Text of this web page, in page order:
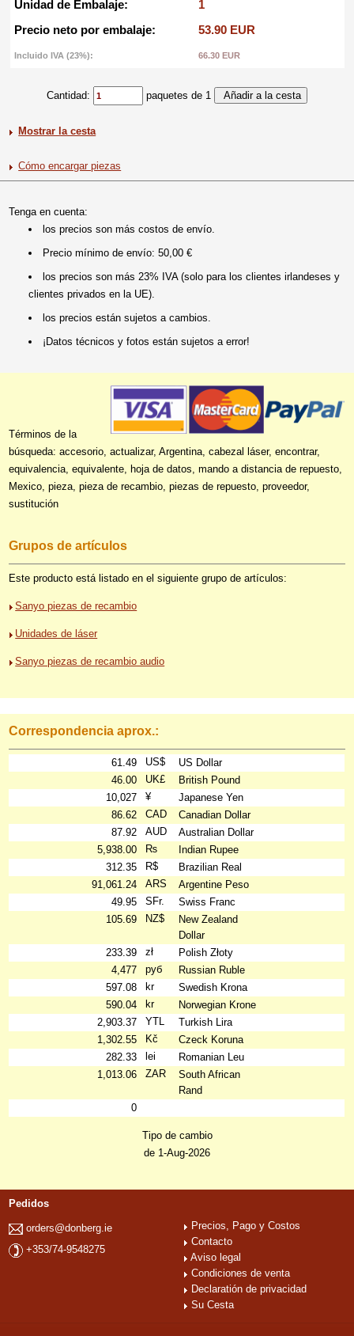
Unidad de Embalaje:
1
Precio neto por embalaje:
53.90 EUR
Incluido IVA (23%): 66.30 EUR
Cantidad: paquetes de 1
Mostrar la cesta
Cómo encargar piezas
Tenga en cuenta:
los precios son más costos de envío.
Precio mínimo de envío: 50,00 €
los precios son más 23% IVA (solo para los clientes irlandeses y
clientes privados en la UE).
los precios están sujetos a cambios.
¡Datos técnicos y fotos están sujetos a error!
Términos de la
búsqueda: accesorio, actualizar, Argentina, cabezal láser, encontrar,
equivalencia, equivalente, hoja de datos, mando a distancia de repuesto,
Mexico, pieza, pieza de recambio, piezas de repuesto, proveedor,
sustitución
Grupos de artículos
Este producto está listado en el siguiente grupo de artículos:
Sanyo piezas de recambio
Unidades de láser
Sanyo piezas de recambio audio
Correspondencia aprox.:
61.49 US$
US Dollar
46.00
UK£
British Pound
10,027
¥
Japanese Yen
86.62
CAD
Canadian Dollar
87.92
AUD
Australian Dollar
5,938.00
₨
Indian Rupee
312.35
R$
Brazilian Real
91,061.24
ARS
Argentine Peso
49.95
SFr.
Swiss Franc
105.69
NZ$
New Zealand
Dollar
233.39
zł
Polish Złoty
4,477
руб
Russian Ruble
597.08
kr
Swedish Krona
590.04
kr
Norwegian Krone
2,903.37
YTL
Turkish Lira
1,302.55
Kč
Czeck Koruna
282.33
lei
Romanian Leu
1,013.06
ZAR
South African
Rand
0
Tipo de cambio
de 1-Aug-2026
Pedidos
orders@donberg.ie
+353/74-9548275
Precios, Pago y Costos
Contacto
Aviso legal
Condiciones de venta
Declaratión de privacidad
Su Cesta